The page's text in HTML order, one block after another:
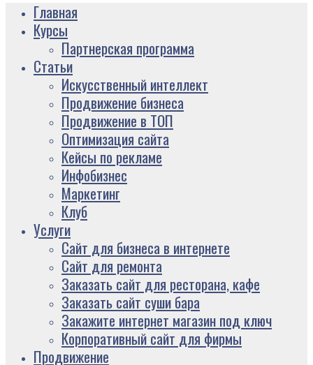
Главная
Курсы
Партнерская программа
Статьи
Искусственный интеллект
Продвижение бизнеса
Продвижение в ТОП
Оптимизация сайта
Кейсы по рекламе
Инфобизнес
Маркетинг
Клуб
Услуги
Сайт для бизнеса в интернете
Сайт для ремонта
Заказать сайт для ресторана, кафе
Заказать сайт суши бара
Закажите интернет магазин под ключ
Корпоративный сайт для фирмы
Продвижение